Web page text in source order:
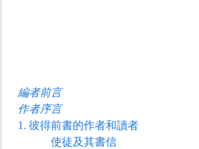
編者前言
作者序言
1. 彼得前書的作者和讀者
使徒及其書信